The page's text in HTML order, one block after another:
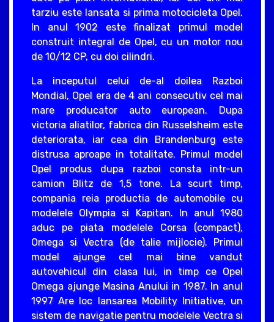
tarziu este lansata si prima motocicleta Opel.
In anul 1902 este finalizat primul model
construit integral de Opel, cu un motor nou
de 10/12 CP, cu doi cilindri.
La inceputul celui de-al doilea Razboi
Mondial, Opel era de 4 ani consecutiv cel mai
mare producator auto european. Dupa
victoria aliatilor, fabrica din Russelsheim este
deteriorata, iar cea din Brandenburg este
distrusa aproape in totalitate. Primul model
Opel produs dupa razboi consta intr-un
camion Blitz de 1,5 tone. La scurt timp,
compania reia productia de automobile cu
modelele Olympia si Kapitan. In anul 1980
aduc pe piata modelele Corsa (compact),
Omega si Vectra (de talie mijlocie). Primul
model ajunge cel mai bine vandut
autovehicul din clasa lui, in timp ce Opel
Omega ajunge Masina Anului in 1987. In anul
1997 Are loc lansarea Mobility Initiative, un
sistem de navigatie pentru modelele Vectra si